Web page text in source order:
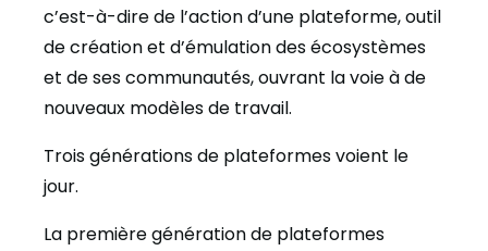
c’est-à-dire de l’action d’une plateforme, outil
de création et d’émulation des écosystèmes
et de ses communautés, ouvrant la voie à de
nouveaux modèles de travail.
Trois générations de plateformes voient le
jour.
La première générationde plateformes